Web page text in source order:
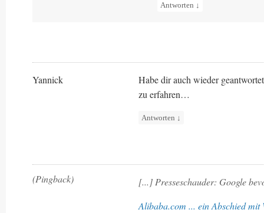
Antworten ↓
Yannick
Habe dir auch wieder
zu erfahren…
Antworten ↓
(Pingback)
[...] Presseschauder: Google
Alibaba.com ... ein Abschied mit